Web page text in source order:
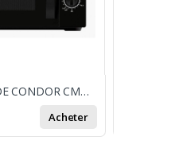
MICRO-ONDE CONDOR CMW-M2005N / 20L / NOIR
Acheter